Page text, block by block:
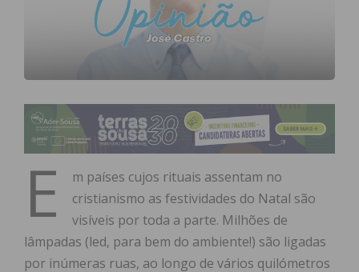
E
m países cujos rituais assentam no
cristianismo as festividades do Natal são
visíveis por toda a parte. Milhões de
lâmpadas (led, para bem do ambiente!) são ligadas
por inúmeras ruas, ao longo de vários quilómetros